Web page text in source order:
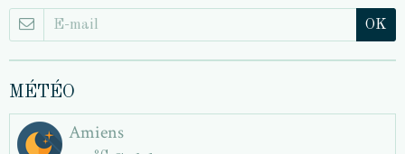
OK
MÉTÉO
Amiens